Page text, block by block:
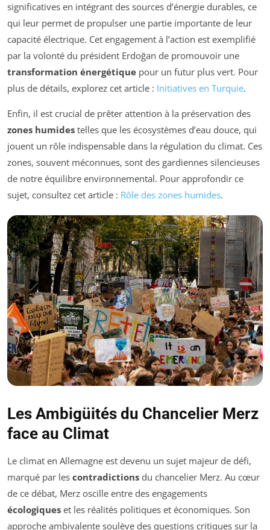
significatives en intégrant des sources d’énergie durables, ce
qui leur permet de propulser une partie importante de leur
capacité électrique. Cet engagement à l’action est exemplifié
par la volonté du président Erdoğan de promouvoir une
transformation énergétique pour un futur plus vert. Pour
plus de détails, explorez cet article : Initiatives en Turquie.
Enfin, il est crucial de prêter attention à la préservation des
zones humides telles que les écosystèmes d’eau douce, qui
jouent un rôle indispensable dans la régulation du climat. Ces
zones, souvent méconnues, sont des gardiennes silencieuses
de notre équilibre environnemental. Pour approfondir ce
sujet, consultez cet article : Rôle des zones humides.
Les Ambigüités du Chancelier Merz
face au Climat
Le climat en Allemagne est devenu un sujet majeur de défi,
marqué par les contradictions du chancelier Merz. Au cœur
de ce débat, Merz oscille entre des engagements
écologiques et les réalités politiques et économiques. Son
approche ambivalente soulève des questions critiques sur la